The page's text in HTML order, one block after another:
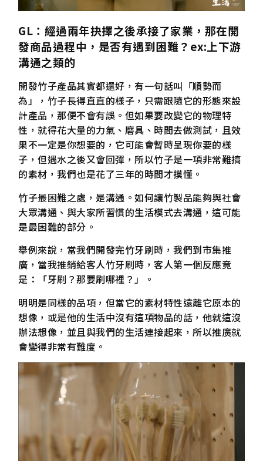
GL ：經過兩年抉擇之後承接了家業，那在開
發商品過程中，是否有遇到困難？ex:上下游
溝通之類的
開發竹子產品其實都還好，有一句話叫「順勢而
為」，竹子長得直直的樣子，只需跟隨它的形態來設
計產品，那便不會有誤。但如果要改變它的物理特
性，就得花大量的力氣、磨具、時間去做測試，且效
果不一定是你想要的，它可能會暫時呈現你要的樣
子，但遇水之後又會回彈，所以竹子是一項非常難搞
的素材，我們也是花了三年的時間才摸懂。
竹子最困難之處，是溝通。如何讓竹製品能夠與社會
大眾溝通、與大家所習慣的生活模式去溝通，這可能
是最困難的部分。
舉例來說，當我們開發完竹牙刷時，我們到市集推
廣，當我推銷給客人竹牙刷時，客人第一個反應竟
是：「牙刷？那要刷哪裡？」。
明明是同樣的品項，但當它的素材特性遠離它原本的
想像，或是他的生活中沒有這項物品的話，他就這沒
辦法想像，並且與我們的生活連接起來，所以推廣就
會變得非常有難度。